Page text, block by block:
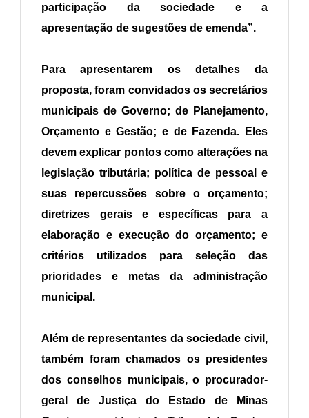
participação da sociedade e a
apresentação de sugestões de emenda”.
Para apresentarem os detalhes da
proposta, foram convidados os secretários
municipais de Governo; de Planejamento,
Orçamento e Gestão; e de Fazenda. Eles
devem explicar pontos como alterações na
legislação tributária; política de pessoal e
suas repercussões sobre o orçamento;
diretrizes gerais e específicas para a
elaboração e execução do orçamento; e
critérios utilizados para seleção das
prioridades e metas da administração
municipal.
Além de representantes da sociedade civil,
também foram chamados os presidentes
dos conselhos municipais, o procurador-
geral de Justiça do Estado de Minas